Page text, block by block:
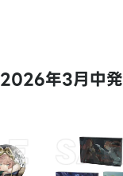
年3月中発